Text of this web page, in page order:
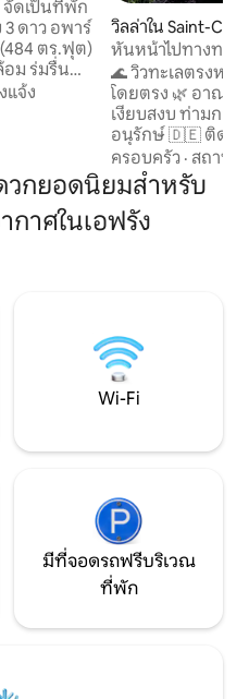
จัดเป็นที่พัก
ดาว อพาร์
ตร.ฟุต)
d 'Ille
งน้ำขนาด
แจ้ง
วิลล่าใน Saint-
หันหน้าไปทางทะเล
เงียบสงบ • ใช้บริก
อินเทอร์เน็ตได้ฟรี
🌊 วิวทะเลตรงหน้า
โดยตรง 🌿 อาณาเ
เงียบสงบ ท่ามกล
อนุรักษ์ 🇩🇪 ติดทะเ
• เงียบสงบ 💼 ทำง
Gb/s 🔌 ชาร์จรถ
🍼 ชุดอุปกรณ์สำห
🍽 หอย (3★– Roellinger) ·
แคนเคล 🏡 Villa de Colette – บ้านเดี่ยว 🌳
ครอบครัว · สถานที่
วกยอดนิยมสำหรับ
าศในเอฟรัง
Wi-Fi
มีที่จอดรถฟรีบริเวณ
ที่พัก